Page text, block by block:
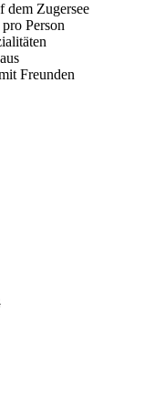
dem Zugersee
Person
Freunden